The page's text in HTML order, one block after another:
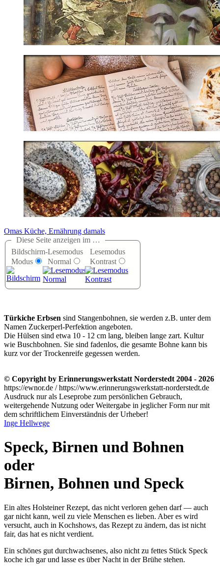
Omas Küche, Ernährung damals
Diese Seite anzeigen im …
Bildschirm-
Modus
Lesemodus
Normal
Lesemodus
Kontrast
Türkiche Erbsen sind Stangenbohnen, sie werden z.B. unter dem
Namen Zuckerperl-Perfektion angeboten.
Die Hülsen sind etwa 10 - 12 cm lang, bleiben lange zart. Kultur
wie Buschbohnen. Sie sind fadenlos, die gesamte Bohne kann bis
kurz vor der Trockenreife gegessen werden.
© Copyright by Erinnerungswerkstatt Norderstedt 2004 - 2026
https://ewnor.de / https://www.erinnerungswerkstatt-norderstedt.de
Ausdruck nur als Leseprobe zum persönlichen Gebrauch,
weitergehende Nutzung oder Weitergabe in jeglicher Form nur mit
dem schriftlichem Einverständnis der Urheber!
Inge Hellwege
Speck, Birnen und Bohnen
oder
Birnen, Bohnen und Speck
Ein altes Holsteiner Rezept, das nicht verloren gehen darf — auch
gar nicht kann, weil zu viele Menschen es lieben. Aber es wird
versucht, auch in Kochshows, das Rezept zu ändern, das ist nicht
fair, das hat es nicht verdient.
Ein schönes gut durchwachsenes, also nicht zu fettes Stück Speck
koche ich gar und lasse es über Nacht in der Brühe stehen.